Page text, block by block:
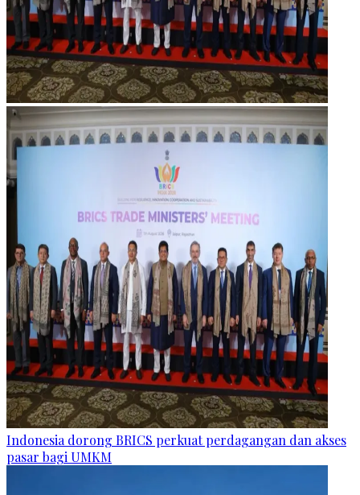
Indonesia dorong BRICS perkuat perdagangan dan akses
pasar bagi UMKM